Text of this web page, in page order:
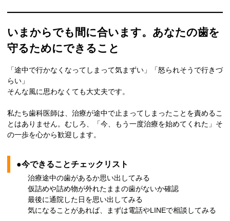
いまからでも間に合います。あなたの歯を
守るためにできること
「途中で行かなくなってしまって気まずい」「怒られそうで行きづ
らい」
そんな風に思わなくても大丈夫です。
私たち歯科医師は、治療が途中で止まってしまったことを責めるこ
とはありません。むしろ、「今、もう一度治療を始めてくれた」そ
の一歩を心から歓迎します。
●今できることチェックリスト
治療途中の歯があるか思い出してみる
仮詰めや詰め物が外れたままの歯がないか確認
最後に通院した日を思い出してみる
気になることがあれば、まずは電話やLINEで相談してみる